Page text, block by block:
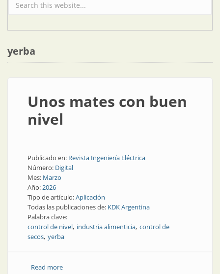
Formulario de búsqueda
yerba
Unos mates con buen
nivel
Publicado en: Revista Ingeniería Eléctrica
Número: Digital
Mes: Marzo
Año:2026
Tipo de artículo:Aplicación
Todas las publicaciones de: KDK Argentina
Palabra clave:
control de nivel industria alimenticia control de
secos yerba
Read moreabout Unos mates con buen nivel